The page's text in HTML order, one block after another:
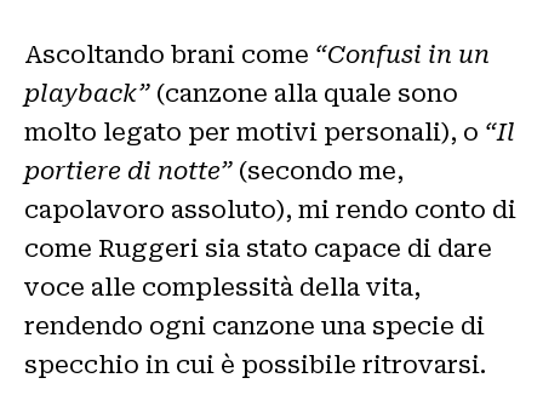
Ascoltando brani come “Confusi in un
playback” (canzone alla quale sono
molto legato per motivi personali), o “Il
portiere di notte” (secondo me,
capolavoro assoluto), mi rendo conto di
come Ruggeri sia stato capace di dare
voce alle complessità della vita,
rendendo ogni canzone una specie di
specchio in cui è possibile ritrovarsi.